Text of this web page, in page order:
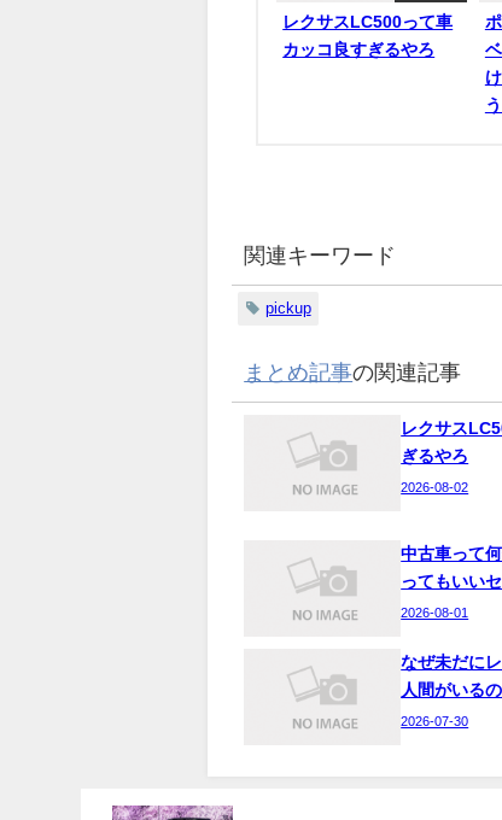
レクサスLC500って車
カッコ良すぎるやろ
関連キーワード
pickup
まとめ記事の関連記事
レクサス
ぎるやろ
2026-08-02
中古車って
ってもいい
2026-08-01
なぜ未だに
人間がいる
2026-07-30